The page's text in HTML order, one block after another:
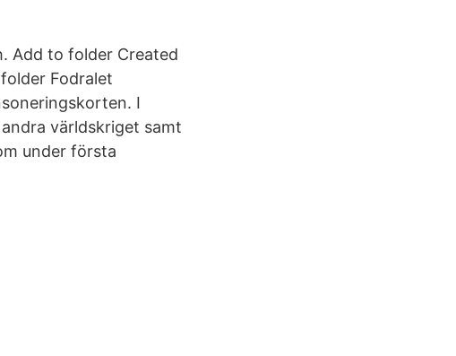
Add to folder Created
Fodralet
I
världskriget samt
under första